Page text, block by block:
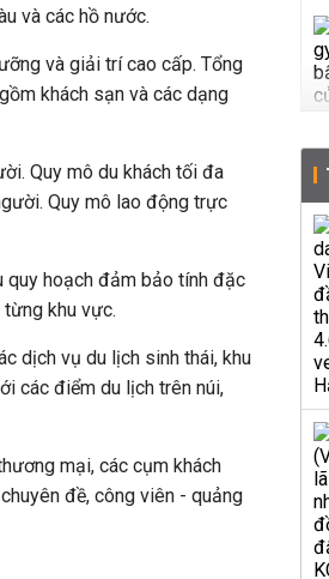
và các hồ nước.
và giải trí cao cấp. Tổng
khách sạn và các dạng
Quy mô du khách tối đa
Quy mô lao động trực
quy hoạch đảm bảo tính đặc
khu vực.
dịch vụ du lịch sinh thái, khu
các điểm du lịch trên núi,
mại, các cụm khách
đề, công viên - quảng